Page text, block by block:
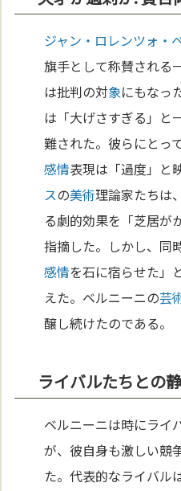
ジャン・ロレンツォ・
旗手として称賛される
は批判の対象にもなっ
は「大げさすぎる」と
難された。彼らにとっ
感情表現は「過度」と
スの美術理論家たちは
る劇的効果を「芝居が
指摘した。しかし、同
感情を石に宿らせた」
えた。ベルニーニの芸
醸し続けたのである。
ライバルたちとの
ベルニーニは時にライ
が、彼自身も激しい競
た。代表的なライバル